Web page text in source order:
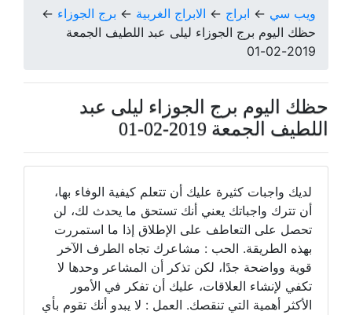
ويب سي ← ابراج ← الابراج الغربية ← برج الجوزاء ←
حظك اليوم برج الجوزاء ليلى عبد اللطيف الجمعة
2019-02-01
حظك اليوم برج الجوزاء ليلى عبد
اللطيف الجمعة 2019-02-01
لديك واجبات كثيرة عليك أن تتعلم كيفية الوفاء بها،
أن تترك واجباتك يعني أنك تستحق ما يحدث لك، لن
تحصل على التعاطف على الإطلاق إذا ما استمررت
بهذه الطريقة. الحب : مشاعرك تجاه الطرف الآخر
قوية وواضحة جدًا، لكن تذكر أن المشاعر وحدها لا
تكفي لإنشاء العلاقات، عليك أن تفكر في الأمور
الأكثر أهمية التي تنقصك. العمل : لا يبدو أنك تقوم بأي